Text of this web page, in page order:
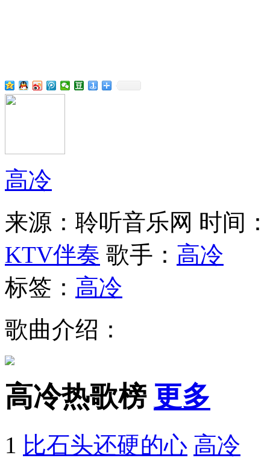
高冷
来源：聆听音乐网 时间
KTV伴奏 歌手： 高冷
标签： 高冷
歌曲介绍：
高冷热歌榜 更多
1 比石头还硬的心 高冷